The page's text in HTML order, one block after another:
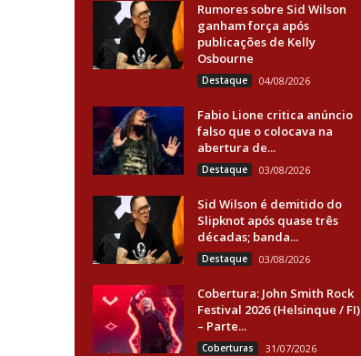
Rumores sobre Sid Wilson
ganham força após
publicações de Kelly
Osbourne
Destaque 04/08/2026
Fabio Lione critica anúncio
falso que o colocava na
abertura de...
Destaque 03/08/2026
Sid Wilson é demitido do
Slipknot após quase três
décadas; banda...
Destaque 03/08/2026
Cobertura: John Smith Rock
Festival 2026 (Helsinque / FI)
– Parte...
Coberturas 31/07/2026